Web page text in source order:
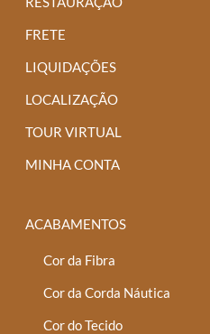
FRETE
LIQUIDAÇÕES
LOCALIZAÇÃO
TOUR VIRTUAL
MINHA CONTA
ACABAMENTOS
Cor da Fibra
Cor da Corda Náutica
Cor do Tecido